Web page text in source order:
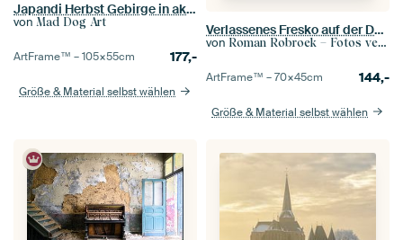
Japandi Herbst Gebirge in aktuellen erdigen Farben
von Mad Dog Art
ArtFrame™ –105×55cm 177,-
Größe & Material selbst wählen
Verlassenes Fresko auf der Decke.
von Roman Robroek – Fotos verlassener Gebäude
ArtFrame™ –70×45cm 144,-
Größe & Material selbst wählen